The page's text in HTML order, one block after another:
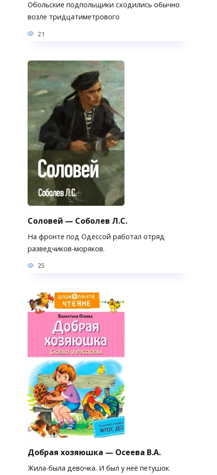
Обольские подпольщики сходились обычно
возле тридцатиметрового
21
Соловей — Соболев Л.С.
На фронте под Одессой работал отряд
разведчиков-моряков.
25
Добрая хозяюшка — Осеева В.А.
Жила-была девочка. И был у неё петушок.